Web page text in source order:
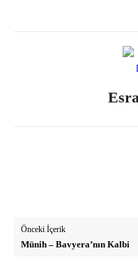
Önceki İçerik
Münih – Bavyera’nın Kalbi